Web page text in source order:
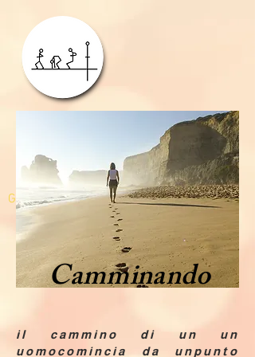
GDPR
Camminando
il cammino di un un
uomocomincia da unpunto